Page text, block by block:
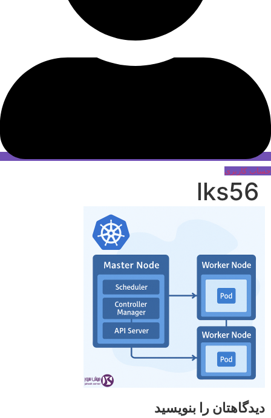
حساب کاربری
lks56
دیدگاهتان را بنویسید